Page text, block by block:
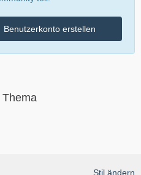
Benutzerkonto erstellen
Stil ändern